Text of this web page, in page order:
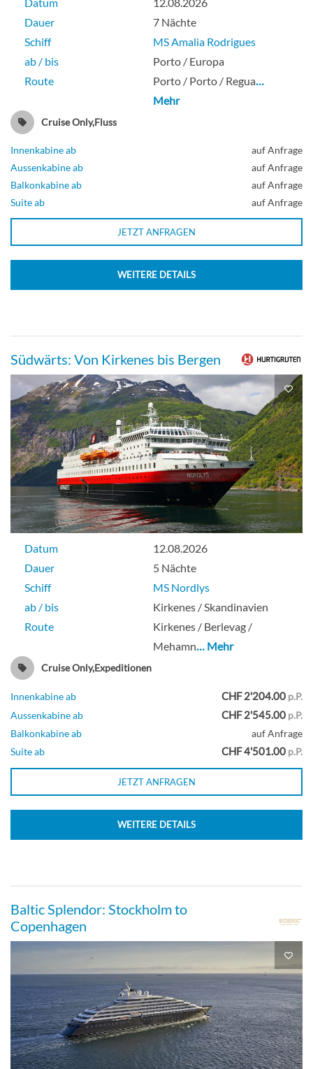
Dauer
7 Nächte
Schiff
MS Amalia Rodrigues
ab / bis
Porto / Europa
Route
Porto / Porto / Regua…
Mehr
Cruise Only,Fluss
Innenkabine ab
auf Anfrage
Aussenkabine ab
auf Anfrage
Balkonkabine ab
auf Anfrage
Suite ab
auf Anfrage
JETZT ANFRAGEN
WEITERE DETAILS
Südwärts: Von Kirkenes bis Bergen
Datum
12.08.2026
Dauer
5 Nächte
Schiff
MS Nordlys
ab / bis
Kirkenes / Skandinavien
Route
Kirkenes / Berlevag /
Mehamn… Mehr
Cruise Only,Expeditionen
Innenkabine ab CHF 2'204.00 p.P.
Aussenkabine ab
CHF 2'545.00 p.P.
Balkonkabine ab
auf Anfrage
Suite ab
CHF 4'501.00 p.P.
JETZT ANFRAGEN
WEITERE DETAILS
Baltic Splendor: Stockholm to
Copenhagen